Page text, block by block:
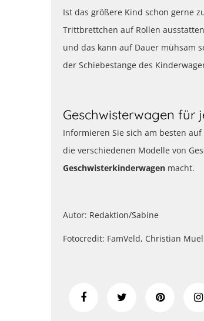
Ist das größere Kind schon gerne
Trittbrettchen auf Rollen
und das kann auf Dauer mühsam
der Schiebestange des
Geschwisterwagen für
Informieren Sie sich am besten
die verschiedenen Modelle von
Geschwisterkinderwagen macht.
Autor: Redaktion/Sabine
Fotocredit: FamVeld, Christian